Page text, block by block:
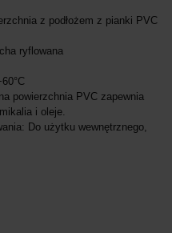
z podłożem z pianki PVC
ryflowana
powierzchnia PVC zapewnia
i oleje.
Do użytku wewnętrznego,